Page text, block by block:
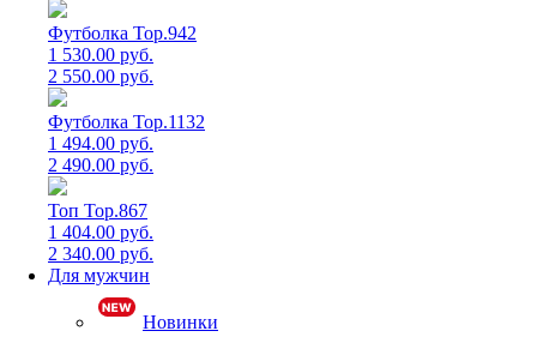
Футболка Top.942
1 530.00 руб.
2 550.00 руб.
Футболка Top.1132
1 494.00 руб.
2 490.00 руб.
Топ Top.867
1 404.00 руб.
2 340.00 руб.
Для мужчин
Новинки